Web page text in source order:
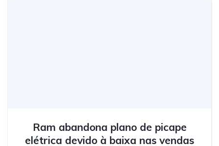
Ram abandona plano de picape
elétrica devido à baixa nas vendas